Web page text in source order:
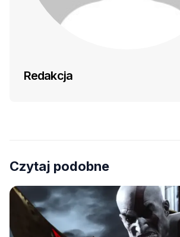
Redakcja
Czytaj podobne